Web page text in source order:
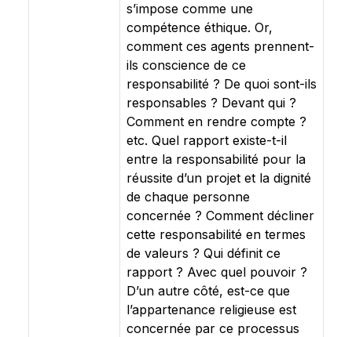
s’impose comme une
compétence éthique. Or,
comment ces agents prennent-
ils conscience de ce
responsabilité ? De quoi sont-ils
responsables ? Devant qui ?
Comment en rendre compte ?
etc. Quel rapport existe-t-il
entre la responsabilité pour la
réussite d’un projet et la dignité
de chaque personne
concernée ? Comment décliner
cette responsabilité en termes
de valeurs ? Qui définit ce
rapport ? Avec quel pouvoir ?
D’un autre côté, est-ce que
l’appartenance religieuse est
concernée par ce processus